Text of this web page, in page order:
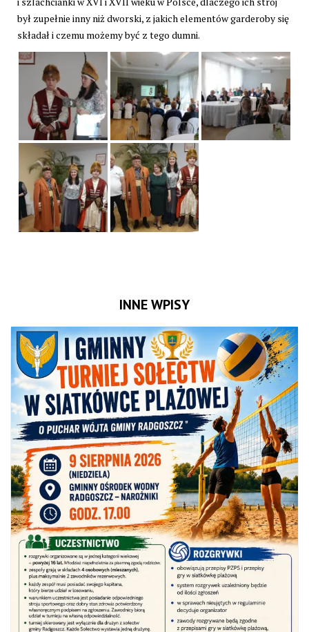
był zupełnie inny niż dworski, z jakich elementów garderoby się
składał i czemu możemy być z tego dumni.
INNE WPISY